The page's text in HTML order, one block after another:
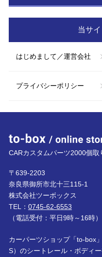
当サ
はじめまして／運営会社
プライバシーポリシー
CARカスタムパーツ2000個取
〒639-2203
奈良県御所市北十三115-1
株式会社ツーボックス
TEL： 0745-62-6553
（電話受付：平日9時～16時）
カーパーツショップ「to-box
S）のシートレール・ボディ